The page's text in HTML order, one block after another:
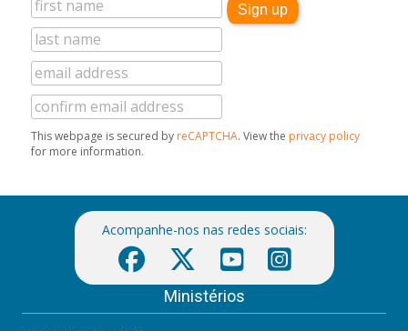
This webpage is secured by reCAPTCHA. View the privacy policy
for more information.
Acompanhe-nos nas redes sociais:
Ministérios